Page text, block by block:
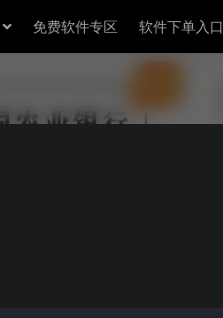
免费软件专区 软件下单入口